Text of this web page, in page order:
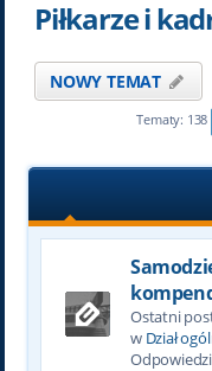
Piłkarze i
NOWY TEMAT
Tematy: 138
Ostatni
w Dział